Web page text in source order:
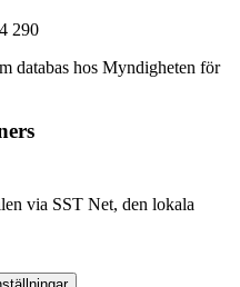
290
databas hos Myndigheten för
via SST Net, den lokala